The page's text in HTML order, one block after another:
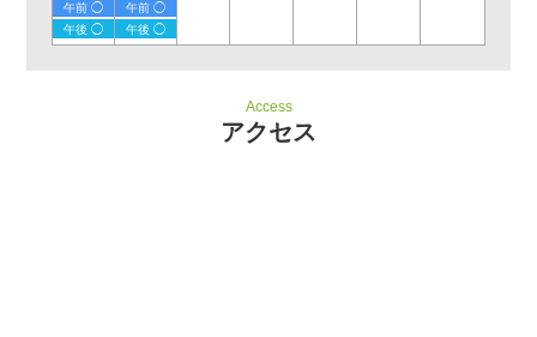
午前 ◯
午後 ◯
午前 ◯
午後 ◯
Access
アクセス